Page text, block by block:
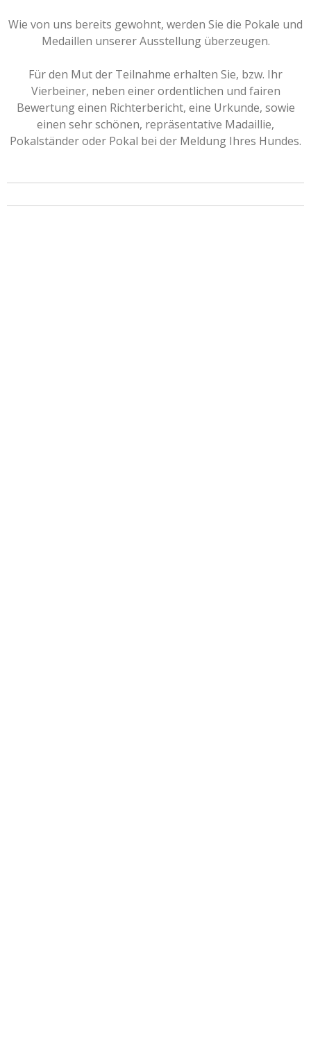
Wie von uns bereits gewohnt, werden Sie die Pokale und
Medaillen unserer Ausstellung überzeugen.
Für den Mut der Teilnahme erhalten Sie, bzw. Ihr
Vierbeiner, neben einer ordentlichen und fairen
Bewertung einen Richterbericht, eine Urkunde, sowie
einen sehr schönen, repräsentative Madaillie,
Pokalständer oder Pokal bei der Meldung Ihres Hundes.